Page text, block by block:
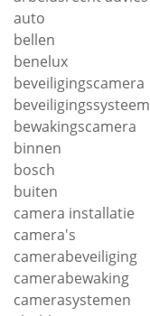
auto
bellen
benelux
beveiligingscamera
beveiligingssysteem
bewakingscamera
binnen
bosch
buiten
camera installatie
camera's
camerabeveiliging
camerabewaking
camerasystemen